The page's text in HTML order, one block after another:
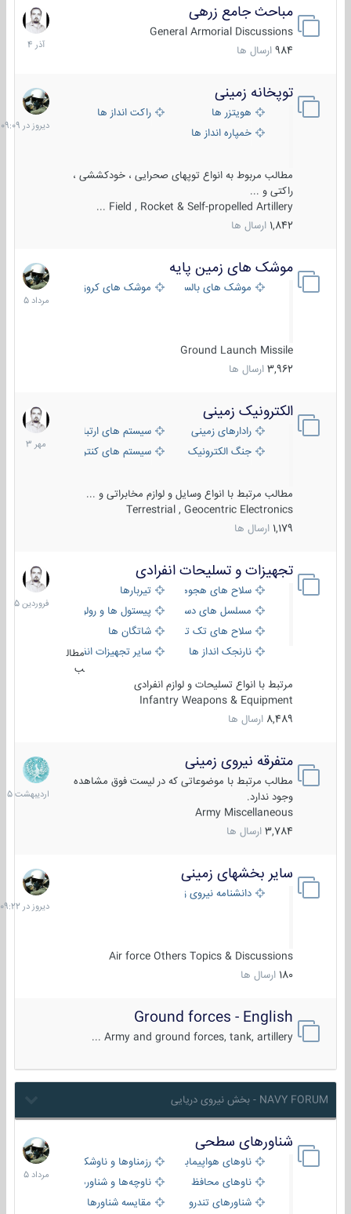
مباحث جامع زرهی
General Armorial Discussions
984 ارسال ها
7
آذر
1404
توپخانه زمینی
هویتزر ها
راکت انداز ها
خمپاره انداز ها
مطالب مربوط به انواع توپهای صحرایی ، خودکششی ،
راکتی و ...
Field , Rocket & Self-propelled Artillery ...
1,842 ارسال ها
دیروز
در
09:09
موشک های زمین پایه
موشک های بالستیک موشک های کروز
Ground Launch Missile
3,962 ارسال ها
2
مرداد
1405
الکترونیک زمینی
رادارهای زمینی
سیستم های ارتباطی و جمع آوری
جنگ الکترونیک
سیستم های کنترل آتش و تجهیزات
مطالب مرتبط با انواع وسایل و لوازم مخابراتی و ...
Terrestrial , Geocentric Electronics
1,179 ارسال ها
1
مهر
1403
تجهیزات و تسلیحات انفرادی
سلاح های هجومی
تیربارها
مسلسل های دستی
پیستول ها و رولورها
سلاح های تک تیر اندازیشاتگان ها
نارنجک انداز ها
سایر تجهیزات انفرادی
مطال
ب
مرتبط با انواع تسلیحات و لوازم انفرادی
Infantry Weapons & Equipment
8,489 ارسال ها
17
فروردین
1405
متفرقه نیروی زمینی
مطالب مرتبط با موضوعاتی که در لیست فوق مشاهده
وجود ندارد.
Army Miscellaneous
3,784 ارسال ها
27
1405
سایر بخشهای زمینی
دانشنامه نیروی زمینی
Air force Others Topics & Discussions
180 ارسال ها
دیروز
در
09:22
Ground forces - English
Army and ground forces, tank, artillery ...
NAVY FORUM - بخش نیروی دریایی
شناورهای سطحی
ناوهای هواپیمابر و بالگرد بررزمناوها و ناوشکن‌ها
ناوهای محافظ
ناوچه‌ها و شناورهای گشتی
شناورهای تندرو
مقایسه شناورها
2
مرداد
1405